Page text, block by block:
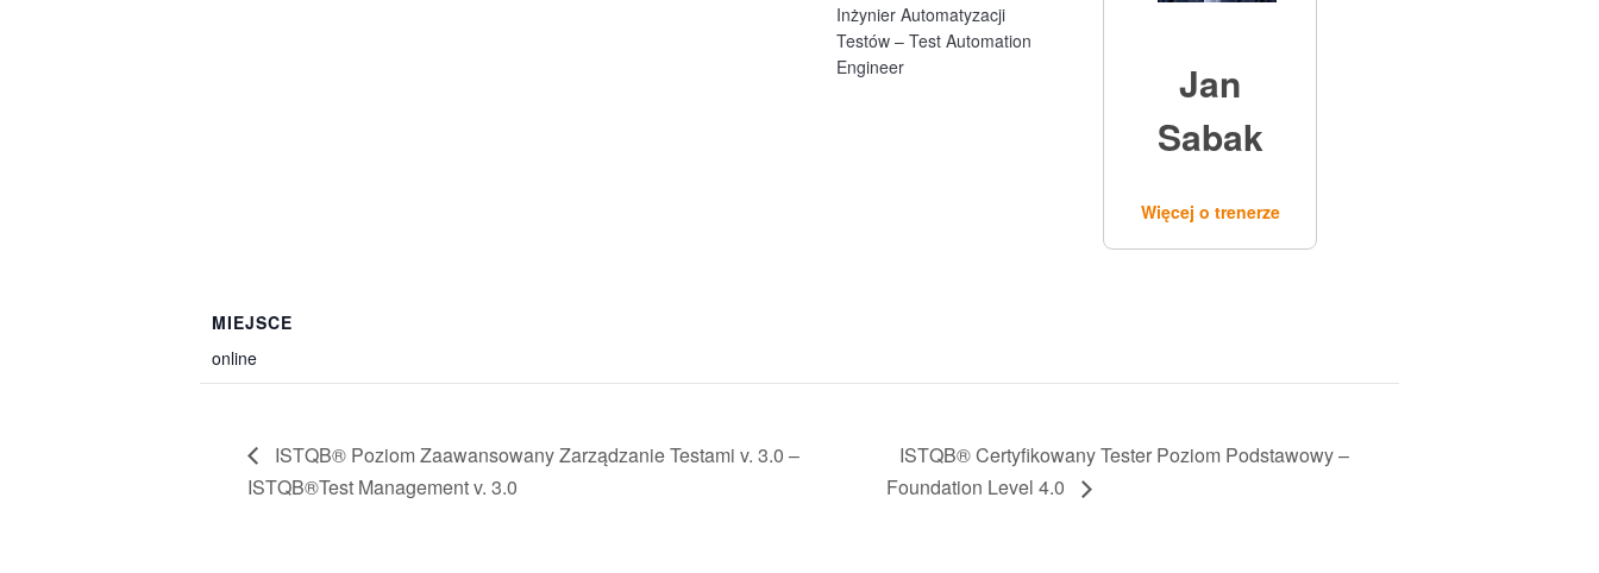
Inżynier Automatyzacji
Testów – Test Automation
Engineer
Jan
Sabak
Więcej o trenerze
MIEJSCE
online
ISTQB® Poziom Zaawansowany Zarządzanie Testami v. 3.0 –
ISTQB®Test Management v. 3.0
ISTQB® Certyfikowany Tester Poziom Podstawowy –
Foundation Level 4.0